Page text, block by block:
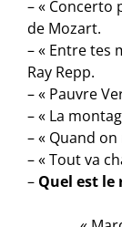
– « Concerto
de Mozart.
– « Entre tes
Ray Repp.
– « Pauvre
– « La
– « Quand on
– « Tout va
– Quel est le